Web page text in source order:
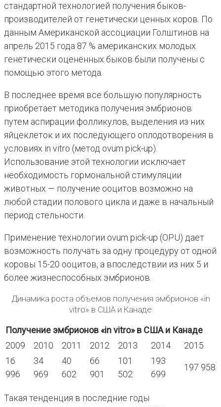
стандартной технологией получения быков-
производителей от генетически ценных коров. По
данным Американской ассоциации Голштинов на
апрель 2015 года 87 % американских молодых
генетически оценённых быков были получены с
помощью этого метода.
В последнее время все большую популярность
приобретает методика получения эмбрионов
путем аспирации фолликулов, выделения из них
яйцеклеток и их последующего оплодотворения в
условиях in vitro (метод ovum pick-up).
Использование этой технологии исключает
необходимость гормональной стимуляции
животных — получение ооцитов возможно на
любой стадии полового цикла и даже в начальный
период стельности.
Применение технологии ovum pick-up (OPU) дает
возможность получать за одну процедуру от одной
коровы 15-20 ооцитов, а впоследствии из них 5 и
более жизнеспособных эмбрионов.
Динамика роста объемов получения эмбрионов «in
vitro» в США и Канаде
Получение эмбрионов «in vitro» в США и Канаде
2009
2010 2011 2012 2013 2014
2015
16
996
34
969
40
602
66
901
101
502
193
699
197 958
Такая тенденция в последние годы